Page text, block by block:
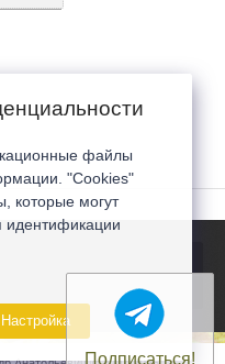
Подписаться!
файлы
"Cookies"
которые могут
идентификации
Настройка